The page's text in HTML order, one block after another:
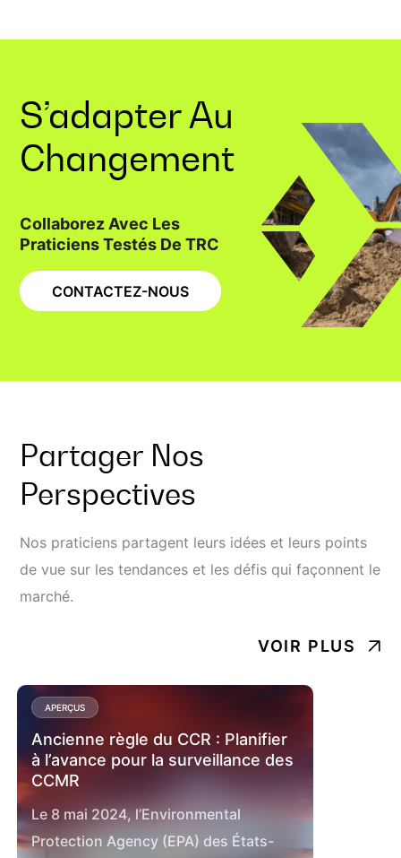
S’adapter Au
Changement
Collaborez Avec Les
Praticiens Testés De TRC
CONTACTEZ-NOUS
Partager Nos
Perspectives
Nos praticiens partagent leurs idées et leurs points
de vue sur les tendances et les défis qui façonnent le
marché.
VOIR PLUS
APERÇUS
Ancienne règle du CCR : Planifier
à l’avance pour la surveillance des
CCMR
Le 8 mai 2024, l’Environmental
Protection Agency (EPA) des États-